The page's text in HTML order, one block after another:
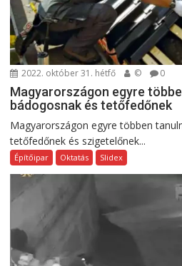
2022. október 31. hétfő © 0
Magyarországon egyre
bádogosnak és tetőfedőnek
Magyarországon egyre többen
tetőfedőnek és szigetelőnek...
Építőipar Oktatás Slidex